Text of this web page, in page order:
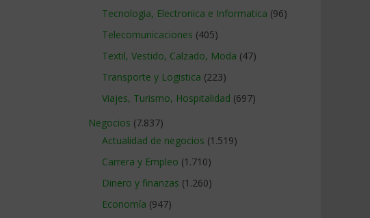
Tecnologia, Electronica e Informatica (96)
Telecomunicaciones (405)
Textil, Vestido, Calzado, Moda (47)
Transporte y Logistica (223)
Viajes, Turismo, Hospitalidad (697)
Negocios (7.837)
Actualidad de negocios (1.519)
Carrera y Empleo (1.710)
Dinero y finanzas (1.260)
Economía (947)